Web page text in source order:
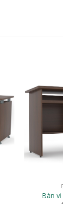
Bàn